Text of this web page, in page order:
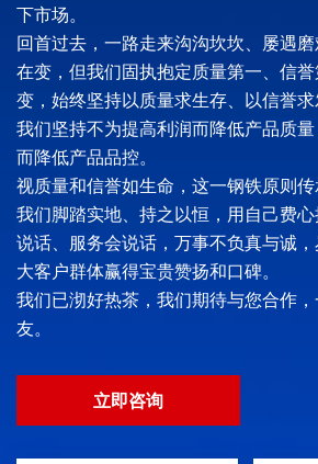
下市场。
回首过去，一路走来沟沟坎坎、屡遇
在变，但我们固执抱定质量第一、信
变，始终坚持以质量求生存、以信誉求
我们坚持不为提高利润而降低产品质
而降低产品品控。
视质量和信誉如生命，这一钢铁原则传
我们脚踏实地、持之以恒，用自己费
说话、服务会说话，万事不负真与诚
大客户群体赢得宝贵赞扬和口碑。
我们已沏好热茶，我们期待与您合作
友。
立即咨询